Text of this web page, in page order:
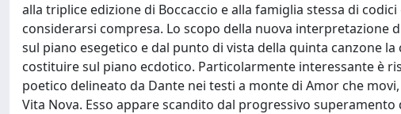
alla triplice edizione di Boccaccio e alla famiglia stessa di
considerarsi compresa. Lo scopo della nuova
sul piano esegetico e dal punto di vista della quinta canzone
costituire sul piano ecdotico. Particolarmente interessante è
poetico delineato da Dante nei testi a monte di Amor che
Vita Nova. Esso appare scandito dal progressivo